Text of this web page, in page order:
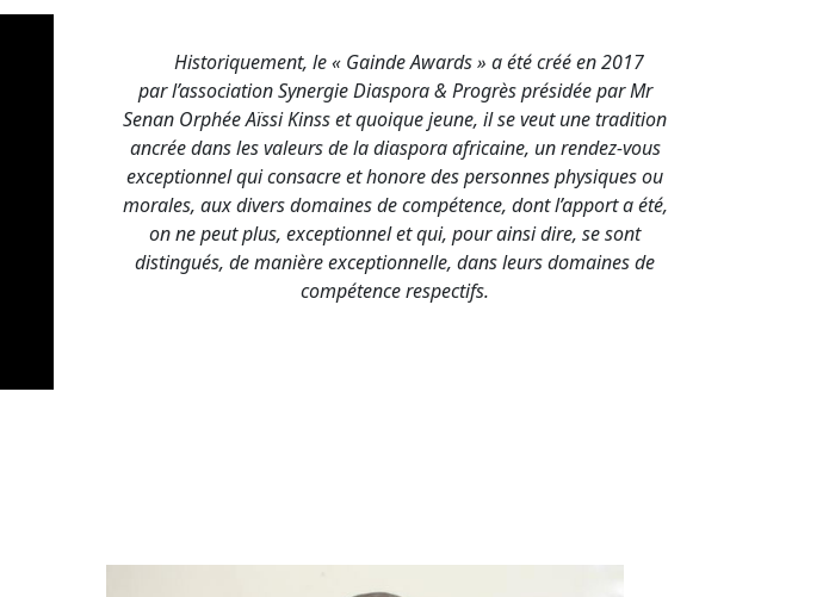
Historiquement, le « Gainde Awards » a été créé en 2017
parl’association Synergie Diaspora & Progrès présidée par Mr
Senan Orphée Aïssi Kinss et quoique jeune, il se veut une tradition
ancrée dans les valeurs de la diaspora africaine, un rendez-vous
exceptionnel qui consacre et honore des personnes physiques ou
morales, aux divers domaines de compétence, dont l’apport a été,
on ne peut plus, exceptionnel et qui, pour ainsi dire, se sont
distingués, de manière exceptionnelle, dans leurs domaines de
compétence respectifs.